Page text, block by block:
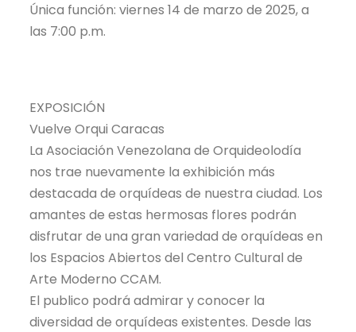
Única función: viernes 14 de marzo de 2025, a
las 7:00 p.m.
EXPOSICIÓN
Vuelve Orqui Caracas
La Asociación Venezolana de Orquideolodía
nos trae nuevamente la exhibición más
destacada de orquídeas de nuestra ciudad. Los
amantes de estas hermosas flores podrán
disfrutar de una gran variedad de orquídeas en
los Espacios Abiertos del Centro Cultural de
Arte Moderno CCAM.
El publico podrá admirar y conocer la
diversidad de orquídeas existentes. Desde las